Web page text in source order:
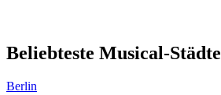
Beliebteste Musical-Städte
Berlin